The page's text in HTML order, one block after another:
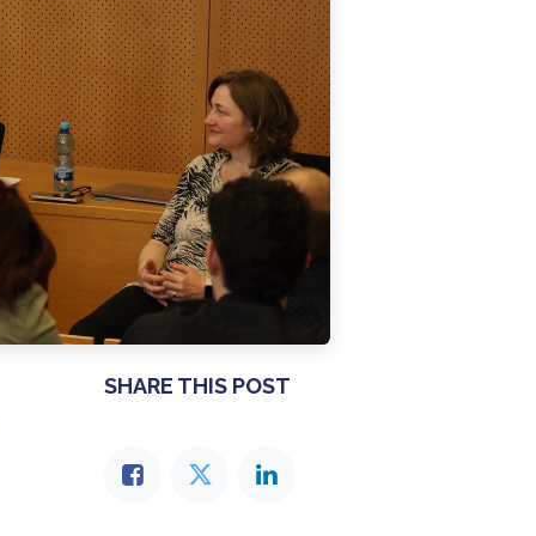
SHARE THIS POST